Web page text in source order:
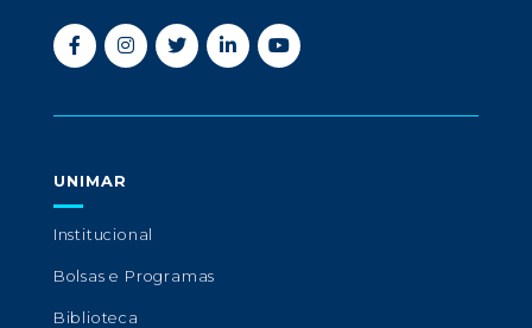
UNIMAR
Institucional
Bolsas e Programas
Biblioteca